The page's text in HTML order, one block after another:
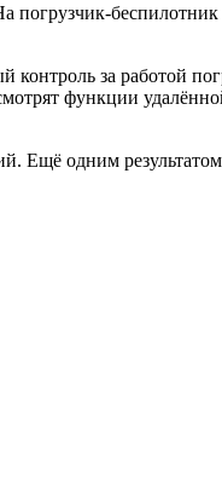
за работой
функции
одним результатом